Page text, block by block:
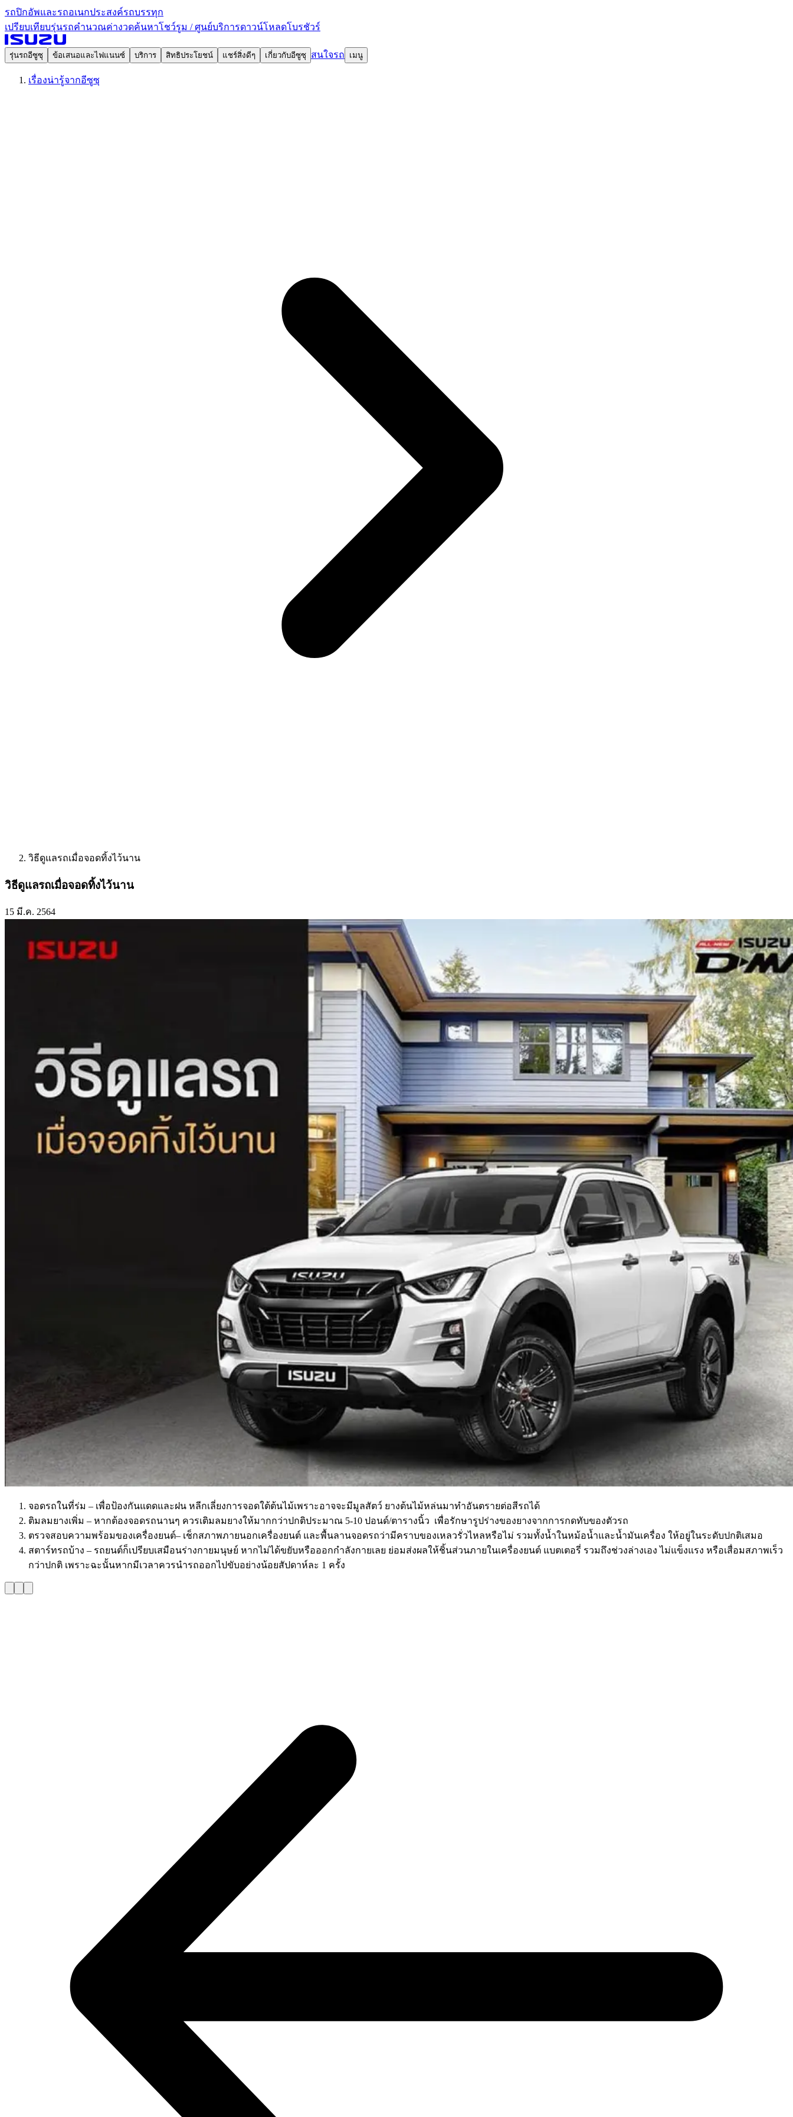
รถปิกอัพและรถอเนกประสงค์รถบรรทุก
เปรียบเทียบรุ่นรถคำนวณค่างวดค้นหาโชว์รูม / ศูนย์บริการดาวน์โหลดโบรชัวร์
รุ่นรถอีซูซุ ข้อเสนอและไฟแนนซ์ บริการ สิทธิประโยชน์ แชร์สิ่งดีๆ เกี่ยวกับอีซูซุ สนใจรถ เมนู
เรื่องน่ารู้จากอีซูซุ
วิธีดูแลรถเมื่อจอดทิ้งไว้นาน
วิธีดูแลรถเมื่อจอดทิ้งไว้นาน
15 มี.ค. 2564
จอดรถในที่ร่ม – เพื่อป้องกันแดดและฝน หลีกเลี่ยงการจอดใต้ต้นไม้เพราะอาจจะมีมูลสัตว์ ยางต้นไม้หล่นมาทำอันตรายต่อสีรถได้
ติมลมยางเพิ่ม – หากต้องจอดรถนานๆ ควรเติมลมยางให้มากกว่าปกติประมาณ 5-10 ปอนด์/ตารางนิ้ว เพื่อรักษารูปร่างของยางจากการกดทับของตัวรถ
ตรวจสอบความพร้อมของเครื่องยนต์– เช็กสภาพภายนอกเครื่องยนต์ และพื้นลานจอดรถว่ามีคราบของเหลวรั่วไหลหรือไม่ รวมทั้งน้ำในหม้อน้ำและน้ำมันเครื่อง ให้อยู่ในระดับปกติเสมอ
สตาร์ทรถบ้าง – รถยนต์ก็เปรียบเสมือนร่างกายมนุษย์ หากไม่ได้ขยับหรือออกกำลังกายเลย ย่อมส่งผลให้ชิ้นส่วนภายในเครื่องยนต์ แบตเตอรี่ รวมถึงช่วงล่างเอง ไม่แข็งแรง หรือเสื่อมสภาพเร็ว
กว่าปกติ เพราะฉะนั้นหากมีเวลาควรนำรถออกไปขับอย่างน้อยสัปดาห์ละ 1 ครั้ง